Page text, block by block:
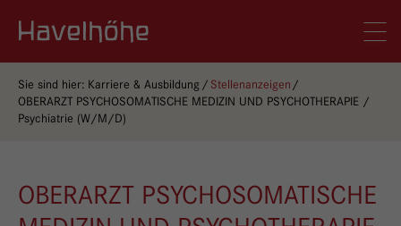
Sie sind hier: Karriere & Ausbildung
Stellenanzeigen
OBERARZT PSYCHOSOMATISCHE MEDIZIN UND PSYCHOTHERAPIE /
Psychiatrie (W/M/D)
OBERARZT PSYCHOSOMATISCHE